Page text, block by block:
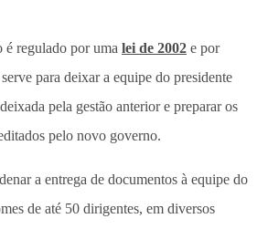
é regulado por uma lei de 2002 e por
serve para deixar a equipe do presidente
pela gestão anterior e preparar os
pelo novo governo.
a entrega de documentos à equipe do
de até 50 dirigentes, em diversos